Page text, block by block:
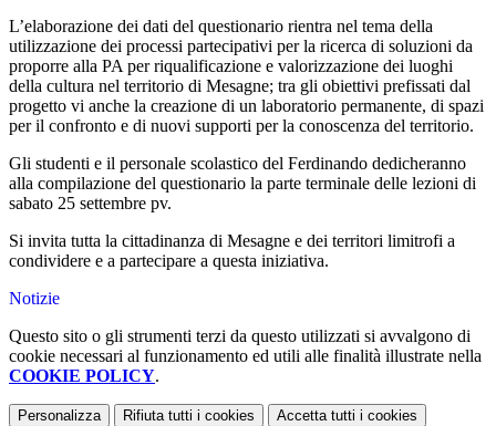
L’elaborazione dei dati del questionario rientra nel tema della
utilizzazione dei processi partecipativi per la ricerca di soluzioni da
proporre alla PA per riqualificazione e valorizzazione dei luoghi
della cultura nel territorio di Mesagne; tra gli obiettivi prefissati dal
progetto vi anche la creazione di un laboratorio permanente, di spazi
per il confronto e di nuovi supporti per la conoscenza del territorio.
Gli studenti e il personale scolastico del Ferdinando dedicheranno
alla compilazione del questionario la parte terminale delle lezioni di
sabato 25 settembre pv.
Si invita tutta la cittadinanza di Mesagne e dei territori limitrofi a
condividere e a partecipare a questa iniziativa.
Notizie
Questo sito o gli strumenti terzi da questo utilizzati si avvalgono di
cookie necessari al funzionamento ed utili alle finalità illustrate nella
COOKIE POLICY.
Personalizza Rifiuta tutti i cookies Accetta tutti i cookies